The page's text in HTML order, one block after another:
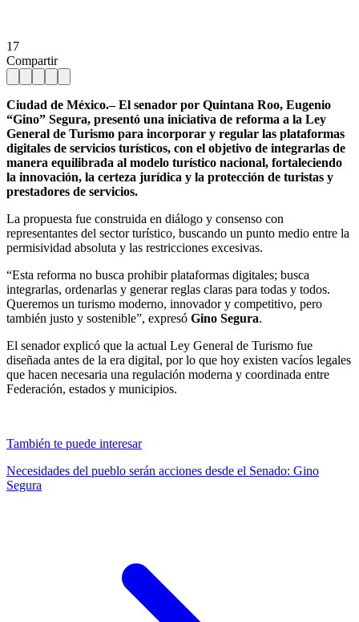
17
Compartir
Ciudad de México.– El senador por Quintana Roo, Eugenio
“Gino” Segura, presentó una iniciativa de reforma a la Ley
General de Turismo para incorporar y regular las plataformas
digitales de servicios turísticos, con el objetivo de integrarlas de
manera equilibrada al modelo turístico nacional, fortaleciendo
la innovación, la certeza jurídica y la protección de turistas y
prestadores de servicios.
La propuesta fue construida en diálogo y consenso con
representantes del sector turístico, buscando un punto medio entre la
permisividad absoluta y las restricciones excesivas.
“Esta reforma no busca prohibir plataformas digitales; busca
integrarlas, ordenarlas y generar reglas claras para todas y todos.
Queremos un turismo moderno, innovador y competitivo, pero
también justo y sostenible”, expresó Gino Segura.
El senador explicó que la actual Ley General de Turismo fue
diseñada antes de la era digital, por lo que hoy existen vacíos legales
que hacen necesaria una regulación moderna y coordinada entre
Federación, estados y municipios.
También te puede interesar
Necesidades del pueblo serán acciones desde el Senado: Gino
Segura